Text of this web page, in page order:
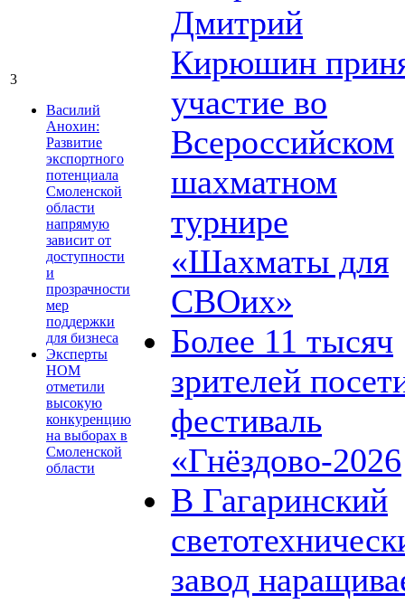
3
Василий
Анохин:
Развитие
экспортного
потенциала
Смоленской
области
напрямую
зависит от
доступности
и
прозрачности
мер
поддержки
для бизнеса
Эксперты
НОМ
отметили
высокую
конкуренцию
на выборах в
Смоленской
области
Дмитрий
Кирюшин
участие во
Всероссийском
шахматном
турнире
«Шахматы для
СВОих»
Более 11 тысяч
зрителей
фестиваль
«Гнёздово-2026
В Гагаринский
завод